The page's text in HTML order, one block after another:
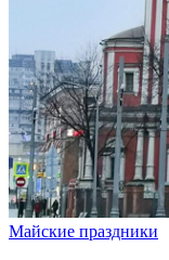
Майские праздники